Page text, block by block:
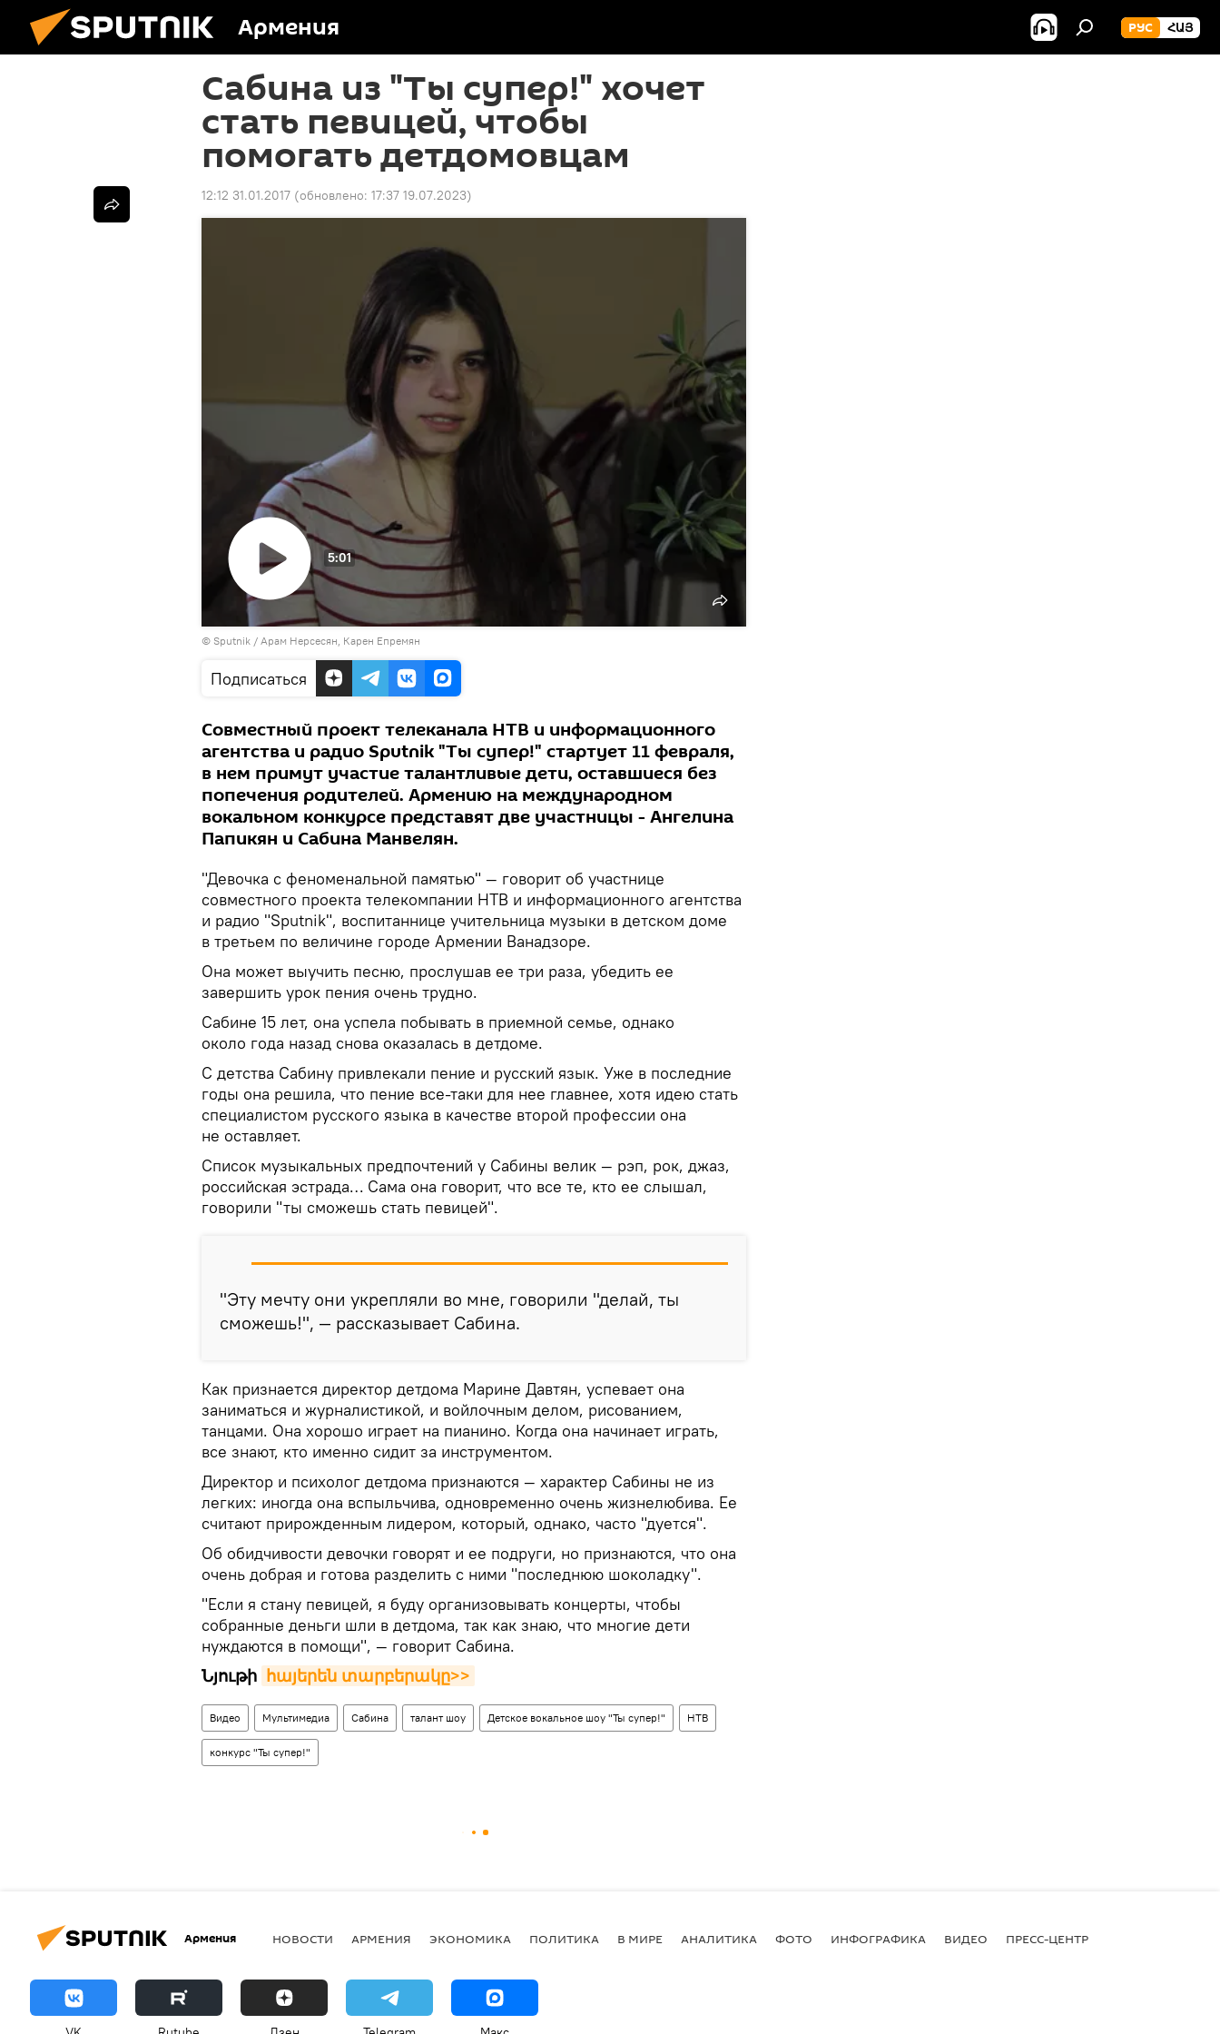
Армения РУС ՀԱՅ
Сабина из "Ты супер!" хочет
стать певицей, чтобы
помогать детдомовцам
12:12 31.01.2017 (обновлено: 17:37 19.07.2023)
Воспроизвести
видео
5:01
© Sputnik / Арам Нерсесян, Карен Епремян
Подписаться
Совместный проект телеканала НТВ и информационного
агентства и радио Sputnik "Ты супер!" стартует 11 февраля,
в нем примут участие талантливые дети, оставшиеся без
попечения родителей. Армению на международном
вокальном конкурсе представят две участницы - Ангелина
Папикян и Сабина Манвелян.
"Девочка с феноменальной памятью" — говорит об участнице
совместного проекта телекомпании НТВ и информационного агентства
и радио "Sputnik", воспитаннице учительница музыки в детском доме
в третьем по величине городе Армении Ванадзоре.
Она может выучить песню, прослушав ее три раза, убедить ее
завершить урок пения очень трудно.
Сабине 15 лет, она успела побывать в приемной семье, однако
около года назад снова оказалась в детдоме.
С детства Сабину привлекали пение и русский язык. Уже в последние
годы она решила, что пение все-таки для нее главнее, хотя идею стать
специалистом русского языка в качестве второй профессии она
не оставляет.
Список музыкальных предпочтений у Сабины велик — рэп, рок, джаз,
российская эстрада… Сама она говорит, что все те, кто ее слышал,
говорили "ты сможешь стать певицей".
"Эту мечту они укрепляли во мне, говорили "делай, ты
сможешь!", — рассказывает Сабина.
Как признается директор детдома Марине Давтян, успевает она
заниматься и журналистикой, и войлочным делом, рисованием,
танцами. Она хорошо играет на пианино. Когда она начинает играть,
все знают, кто именно сидит за инструментом.
Директор и психолог детдома признаются — характер Сабины не из
легких: иногда она вспыльчива, одновременно очень жизнелюбива. Ее
считают прирожденным лидером, который, однако, часто "дуется".
Об обидчивости девочки говорят и ее подруги, но признаются, что она
очень добрая и готова разделить с ними "последнюю шоколадку".
"Если я стану певицей, я буду организовывать концерты, чтобы
собранные деньги шли в детдома, так как знаю, что многие дети
нуждаются в помощи", — говорит Сабина.
Նյութի հայերեն տարբերակը>>
Видео Мультимедиа Сабина талант шоу Детское вокальное шоу "Ты супер!" НТВ
конкурс "Ты супер!"
Армения НОВОСТИ АРМЕНИЯ ЭКОНОМИКА ПОЛИТИКА В МИРЕ АНАЛИТИКА ФОТО ИНФОГРАФИКА ВИДЕО ПРЕСС-ЦЕНТР